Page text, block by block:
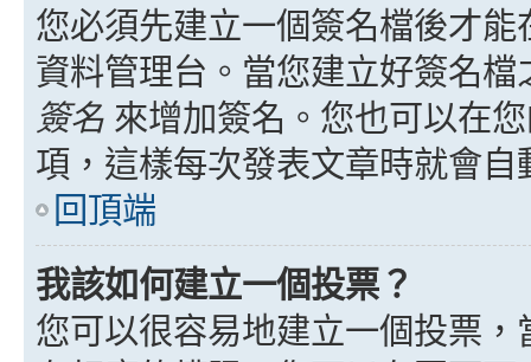
您必須先建立一個簽名檔後才
資料管理台。當您建立好簽名
簽名 來增加簽名。您也可以在
項，這樣每次發表文章時就會自
回頂端
我該如何建立一個投票？
您可以很容易地建立一個投票